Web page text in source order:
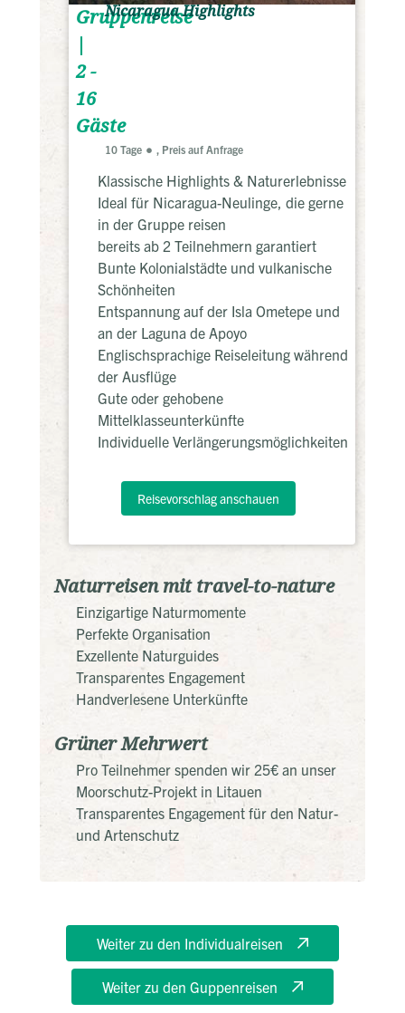
Naturreisen mit travel-to-nature
Einzigartige Naturmomente
Perfekte Organisation
Exzellente Naturguides
Transparentes Engagement
Handverlesene Unterkünfte
Grüner Mehrwert
Pro Teilnehmer spenden wir 25€ an unser
Moorschutz-Projekt in Litauen
Transparentes Engagement für den Natur-
und Artenschutz
Gruppenreise
|
2 -
16
Gäste
Nicaragua Highlights
10 Tage , Preis auf Anfrage
Klassische Highlights & Naturerlebnisse
Ideal für Nicaragua-Neulinge, die gerne
in der Gruppe reisen
bereits ab 2 Teilnehmern garantiert
Bunte Kolonialstädte und vulkanische
Schönheiten
Entspannung auf der Isla Ometepe und
an der Laguna de Apoyo
Englischsprachige Reiseleitung während
der Ausflüge
Gute oder gehobene
Mittelklasseunterkünfte
Individuelle Verlängerungsmöglichkeiten
Reisevorschlag anschauen
Weiter zu den Individualreisen
Weiter zu den Guppenreisen